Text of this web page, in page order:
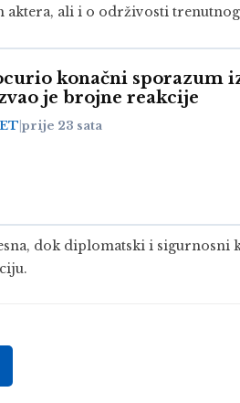
aktera, ali i o održivosti
konačni sporazum
je brojne reakcije
prije 23 sata
dok diplomatski i